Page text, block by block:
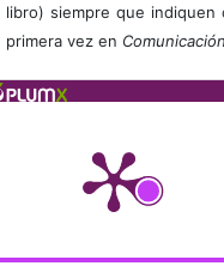
libro) siempre que
primera vez en